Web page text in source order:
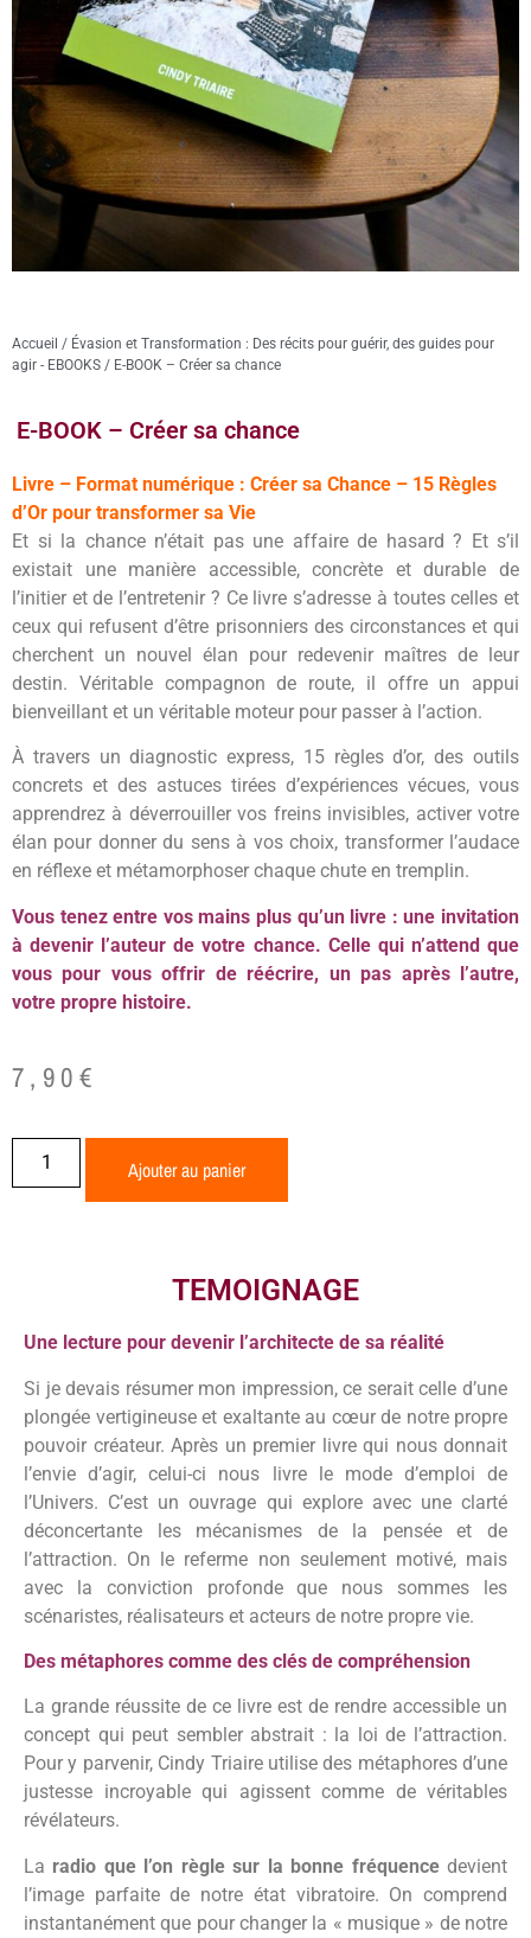
Accueil / Évasion et Transformation : Des récits pour guérir, des guides pour
agir - EBOOKS / E-BOOK – Créer sa chance
E-BOOK – Créer sa chance
Livre – Format numérique : Créer sa Chance – 15 Règles
d’Or pour transformer sa Vie
Et si la chance n’était pas une affaire de hasard ? Et s’il
existait une manière accessible, concrète et durable de
l’initier et de l’entretenir ? Ce livre s’adresse à toutes celles et
ceux qui refusent d’être prisonniers des circonstances et qui
cherchent un nouvel élan pour redevenir maîtres de leur
destin. Véritable compagnon de route, il offre un appui
bienveillant et un véritable moteur pour passer à l’action.
À travers un diagnostic express, 15 règles d’or, des outils
concrets et des astuces tirées d’expériences vécues, vous
apprendrez à déverrouiller vos freins invisibles, activer votre
élan pour donner du sens à vos choix, transformer l’audace
en réflexe et métamorphoser chaque chute en tremplin.
Vous tenez entre vos mains plus qu’un livre : une invitation
à devenir l’auteur de votre chance. Celle qui n’attend que
vous pour vous offrir de réécrire, un pas après l’autre,
votre propre histoire.
7,90€
Ajouter au panier
TEMOIGNAGE
Une lecture pour devenir l’architecte de sa réalité
Si je devais résumer mon impression, ce serait celle d’une
plongée vertigineuse et exaltante au cœur de notre propre
pouvoir créateur. Après un premier livre qui nous donnait
l’envie d’agir, celui-ci nous livre le mode d’emploi de
l’Univers. C’est un ouvrage qui explore avec une clarté
déconcertante les mécanismes de la pensée et de
l’attraction. On le referme non seulement motivé, mais
avec la conviction profonde que nous sommes les
scénaristes, réalisateurs et acteurs de notre propre vie.
Des métaphores comme des clés de compréhension
La grande réussite de ce livre est de rendre accessible un
concept qui peut sembler abstrait : la loi de l’attraction.
Pour y parvenir, Cindy Triaire utilise des métaphores d’une
justesse incroyable qui agissent comme de véritables
révélateurs.
La radio que l’on règle sur la bonne fréquencedevient
l’image parfaite de notre état vibratoire. On comprend
instantanément que pour changer la « musique » de notre